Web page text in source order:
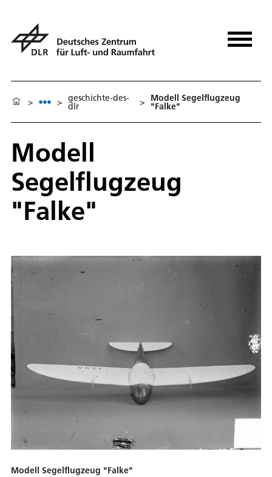
> > geschichte-des-
dlr > Modell Segelflugzeug
"Falke"
Modell
Segelflugzeug
"Falke"
Modell Segelflugzeug "Falke"